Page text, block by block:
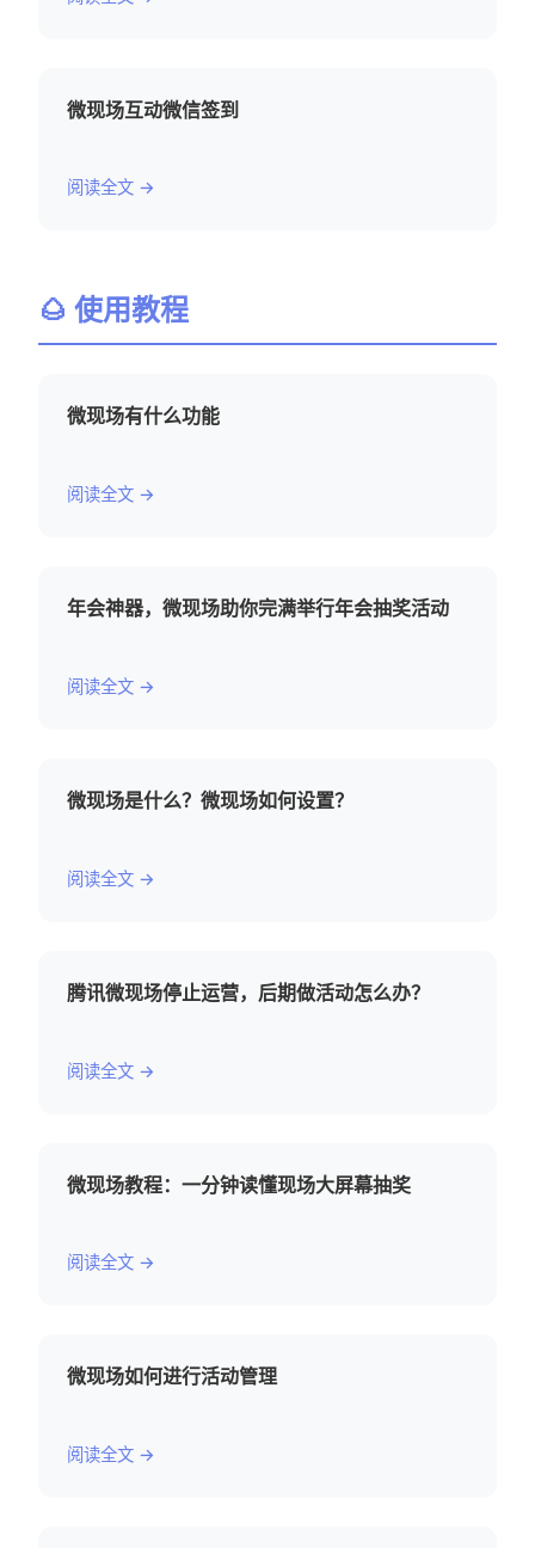
微现场互动微信签到
阅读全文 →
🌰 使用教程
微现场有什么功能
阅读全文 →
年会神器，微现场助你完满举行年会抽奖活动
阅读全文 →
微现场是什么？微现场如何设置？
阅读全文 →
腾讯微现场停止运营，后期做活动怎么办？
阅读全文 →
微现场教程：一分钟读懂现场大屏幕抽奖
阅读全文 →
微现场如何进行活动管理
阅读全文 →